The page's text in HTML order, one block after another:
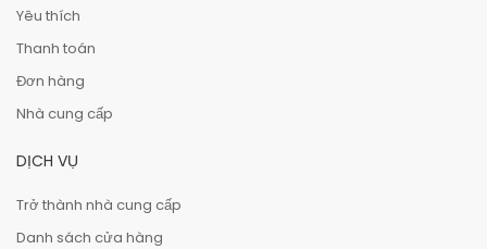
Yêu thích
Thanh toán
Đơn hàng
Nhà cung cấp
DỊCH VỤ
Trở thành nhà cung cấp
Danh sách cửa hàng